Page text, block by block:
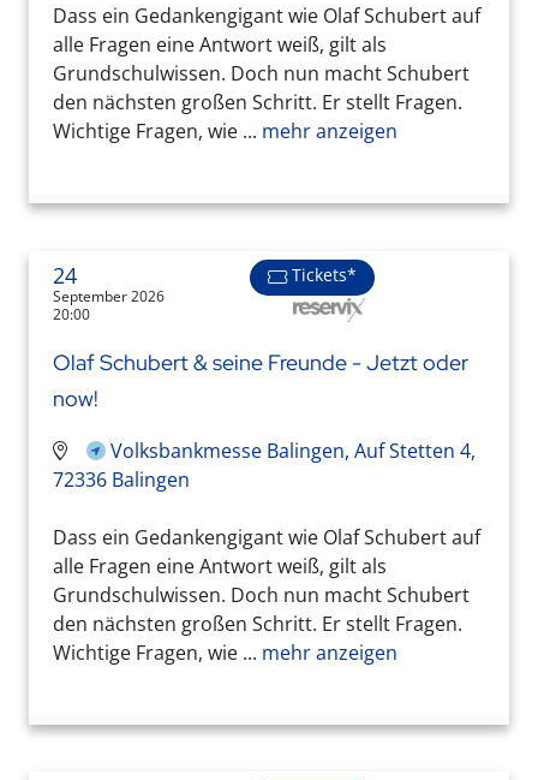
Dass ein Gedankengigant wie Olaf Schubert auf
alle Fragen eine Antwort weiß, gilt als
Grundschulwissen. Doch nun macht Schubert
den nächsten großen Schritt. Er stellt Fragen.
Wichtige Fragen, wie ... mehr anzeigen
24
September 2026
20:00
Tickets*
Olaf Schubert & seine Freunde - Jetzt oder
now!
Volksbankmesse Balingen, Auf Stetten 4,
72336 Balingen
Dass ein Gedankengigant wie Olaf Schubert auf
alle Fragen eine Antwort weiß, gilt als
Grundschulwissen. Doch nun macht Schubert
den nächsten großen Schritt. Er stellt Fragen.
Wichtige Fragen, wie ... mehr anzeigen